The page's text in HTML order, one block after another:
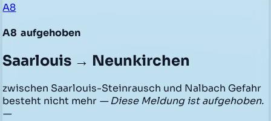
A8
A8 aufgehoben
Saarlouis → Neunkirchen
zwischen Saarlouis-Steinrausch und Nalbach Gefahr
besteht nicht mehr — Diese Meldung ist aufgehoben.
—